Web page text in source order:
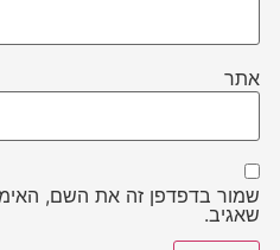
אתר
שמור בדפדפן זה את השם,
שאגיב.